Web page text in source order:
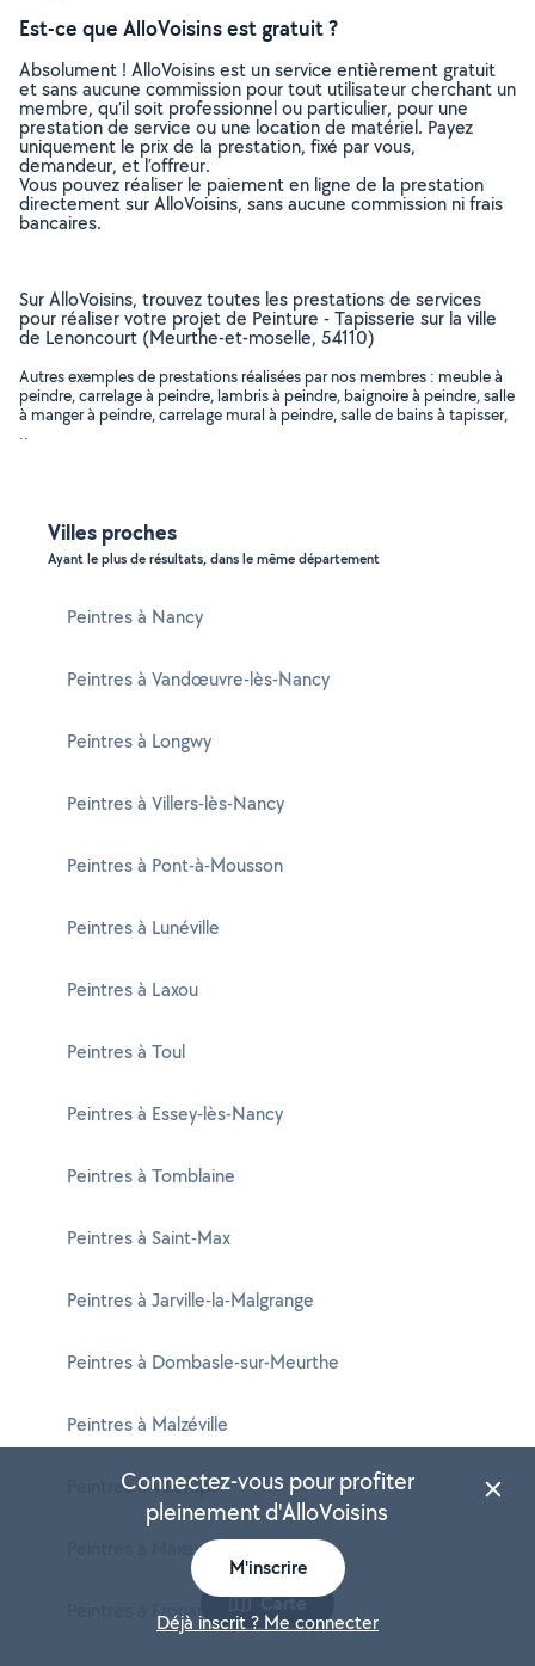
Est-ce que AlloVoisins est gratuit ?
Absolument ! AlloVoisins est un service entièrement gratuit
et sans aucune commission pour tout utilisateur cherchant un
membre, qu’il soit professionnel ou particulier, pour une
prestation de service ou une location de matériel. Payez
uniquement le prix de la prestation, fixé par vous,
demandeur, et l’offreur.
Vous pouvez réaliser le paiement en ligne de la prestation
directement sur AlloVoisins, sans aucune commission ni frais
bancaires.
Sur AlloVoisins, trouvez toutes les prestations de services
pour réaliser votre projet de Peinture - Tapisserie sur la ville
de Lenoncourt (Meurthe-et-moselle, 54110)
Autres exemples de prestations réalisées par nos membres : meuble à
peindre, carrelage à peindre, lambris à peindre, baignoire à peindre, salle
à manger à peindre, carrelage mural à peindre, salle de bains à tapisser,
..
Villes proches
Ayant le plus de résultats, dans le même département
Peintres à Nancy
Peintres à Vandœuvre-lès-Nancy
Peintres à Longwy
Peintres à Villers-lès-Nancy
Peintres à Pont-à-Mousson
Peintres à Lunéville
Peintres à Laxou
Peintres à Toul
Peintres à Essey-lès-Nancy
Peintres à Tomblaine
Peintres à Saint-Max
Peintres à Jarville-la-Malgrange
Peintres à Dombasle-sur-Meurthe
Peintres à Malzéville
Peintres à Villerupt
Peintres à Maxéville
Peintres à Frouard Carte
Connectez-vous pour profiter
pleinement d'AlloVoisins
M'inscrire
Déjà inscrit ? Me connecter